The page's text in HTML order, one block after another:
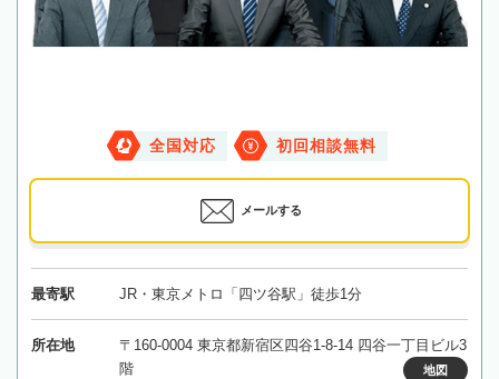
全国対応 初回相談無料
メールする
最寄駅 JR・東京メトロ「四ツ谷駅」徒歩1分
所在地
〒160-0004 東京都新宿区四谷1-8-14 四谷一丁目ビル3
階
地図